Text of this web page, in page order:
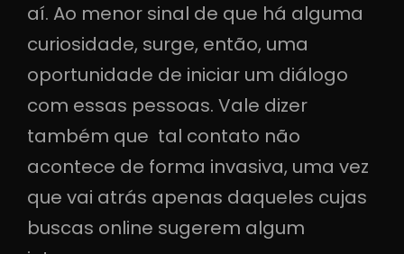
aí. Ao menor sinal de que há alguma
curiosidade, surge, então, uma
oportunidade de iniciar um diálogo
com essas pessoas. Vale dizer
também que tal contato não
acontece de forma invasiva, uma vez
que vai atrás apenas daqueles cujas
buscas online sugerem algum